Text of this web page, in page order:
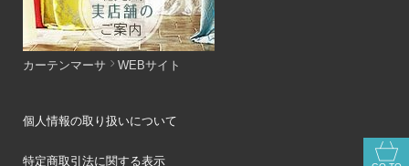
カーテンマーサ WEBサイト
個人情報の取り扱いについて
特定商取引法に関する表示